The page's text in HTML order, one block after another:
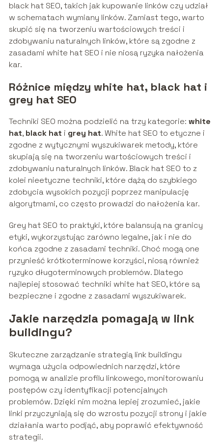
black hat SEO, takich jak kupowanie linków czy udział
w schematach wymiany linków. Zamiast tego, warto
skupić się na tworzeniu wartościowych treści i
zdobywaniu naturalnych linków, które są zgodne z
zasadami white hat SEO i nie niosą ryzyka nałożenia
kar.
Różnice między white hat, black hat i
grey hat SEO
Techniki SEO można podzielić na trzy kategorie: white
hat, black hat i grey hat. White hat SEO to etyczne i
zgodne z wytycznymi wyszukiwarek metody, które
skupiają się na tworzeniu wartościowych treści i
zdobywaniu naturalnych linków. Black hat SEO to z
kolei nieetyczne techniki, które dążą do szybkiego
zdobycia wysokich pozycji poprzez manipulację
algorytmami, co często prowadzi do nałożenia kar.
Grey hat SEO to praktyki, które balansują na granicy
etyki, wykorzystując zarówno legalne, jak i nie do
końca zgodne z zasadami techniki. Choć mogą one
przynieść krótkoterminowe korzyści, niosą również
ryzyko długoterminowych problemów. Dlatego
najlepiej stosować techniki white hat SEO, które są
bezpieczne i zgodne z zasadami wyszukiwarek.
Jakie narzędzia pomagają w link
buildingu?
Skuteczne zarządzanie strategią link buildingu
wymaga użycia odpowiednich narzędzi, które
pomogą w analizie profilu linkowego, monitorowaniu
postępów czy identyfikacji potencjalnych
problemów. Dzięki nim można lepiej zrozumieć, jakie
linki przyczyniają się do wzrostu pozycji strony i jakie
działania warto podjąć, aby poprawić efektywność
strategii.